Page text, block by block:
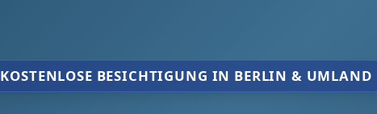
KOSTENLOSE BESICHTIGUNG IN BERLIN & UMLAND